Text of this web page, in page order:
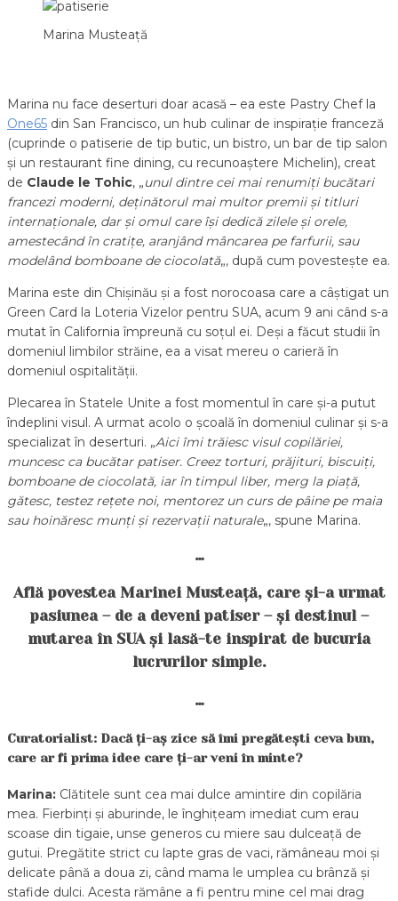
Marina Musteață
Marina nu face deserturi doar acasă – ea este Pastry Chef la
One65 din San Francisco, un hub culinar de inspirație franceză
(cuprinde o patiserie de tip butic, un bistro, un bar de tip salon
și un restaurant fine dining, cu recunoaștere Michelin), creat
de Claude le Tohic, „unul dintre cei mai renumiți bucătari
francezi moderni, deținătorul mai multor premii și titluri
internaționale, dar și omul care își dedică zilele și orele,
amestecând în cratițe, aranjând mâncarea pe farfurii, sau
modelând bomboane de ciocolată„, după cum povestește ea.
Marina este din Chișinău și a fost norocoasa care a câștigat un
Green Card la Loteria Vizelor pentru SUA, acum 9 ani când s-a
mutat în California împreună cu soțul ei. Deși a făcut studii în
domeniul limbilor străine, ea a visat mereu o carieră în
domeniul ospitalității.
Plecarea în Statele Unite a fost momentul în care și-a putut
îndeplini visul. A urmat acolo o școală în domeniul culinar și s-a
specializat în deserturi. „Aici îmi trăiesc visul copilăriei,
muncesc ca bucătar patiser. Creez torturi, prăjituri, biscuiți,
bomboane de ciocolată, iar în timpul liber, merg la piață,
gătesc, testez rețete noi, mentorez un curs de pâine pe maia
sau hoinăresc munți și rezervații naturale„, spune Marina.
…
Află povestea Marinei Musteață, care și-a urmat
pasiunea – de a deveni patiser – și destinul –
mutarea în SUA și lasă-te inspirat de bucuria
lucrurilor simple.
…
Curatorialist: Dacă ți-aș zice să îmi pregătești ceva bun,
care ar fi prima idee care ți-ar veni în minte?
Marina: Clătitele sunt cea mai dulce amintire din copilăria
mea. Fierbinți și aburinde, le înghițeam imediat cum erau
scoase din tigaie, unse generos cu miere sau dulceață de
gutui. Pregătite strict cu lapte gras de vaci, rămâneau moi și
delicate până a doua zi, când mama le umplea cu brânză și
stafide dulci. Acesta rămâne a fi pentru mine cel mai drag